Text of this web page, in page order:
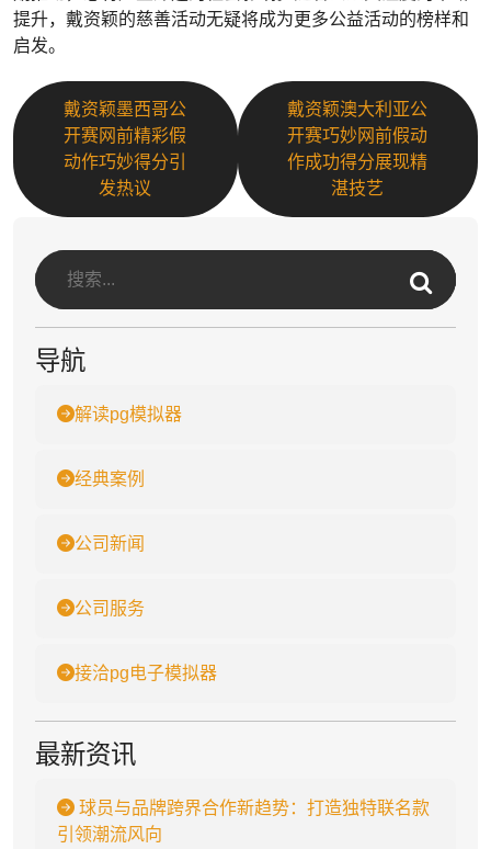
提升，戴资颖的慈善活动无疑将成为更多公益活动的榜样和
启发。
戴资颖墨西哥公
开赛网前精彩假
动作巧妙得分引
发热议
戴资颖澳大利亚公
开赛巧妙网前假动
作成功得分展现精
湛技艺
导航
解读pg模拟器
经典案例
公司新闻
公司服务
接洽pg电子模拟器
最新资讯
球员与品牌跨界合作新趋势：打造独特联名款
引领潮流风向